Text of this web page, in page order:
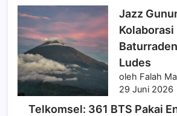
Jazz
Kolaborasi
Ludes
oleh Falah
29 Juni 2026
Telkomsel: 361 BTS Pakai